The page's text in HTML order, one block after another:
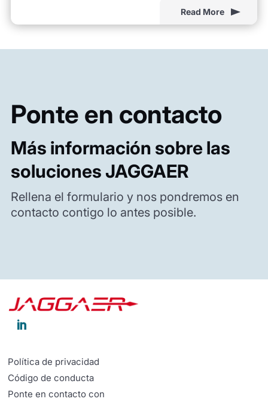
Read More
Ponte en contacto
Más información sobre las
soluciones JAGGAER
Rellena el formulario y nos pondremos en
contacto contigo lo antes posible.

Política de privacidad
Código de conducta
Ponte en contacto con